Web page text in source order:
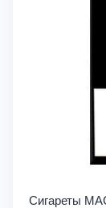
Сигареты